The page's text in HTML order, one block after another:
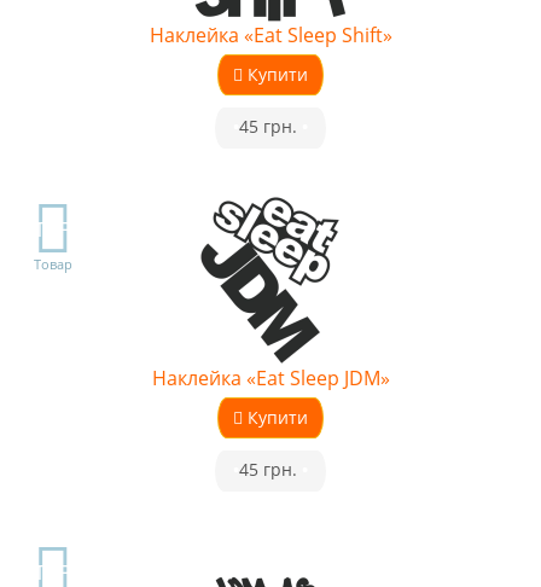
Наклейка «Eat Sleep Shift»
Купити
45 грн.
TOP
Товар
Наклейка «Eat Sleep JDM»
Купити
45 грн.
TOP